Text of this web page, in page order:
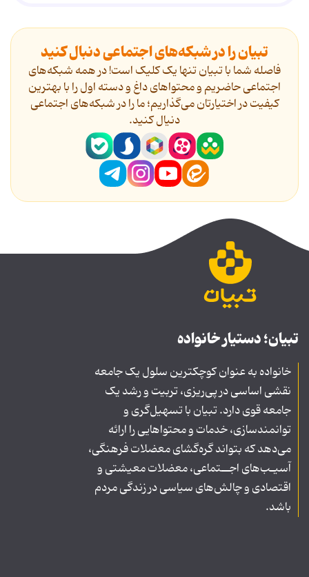
تبیان را در شبکه‌های اجتماعی دنبال کنید
فاصله شما با تبیان تنها یک کلیک است! در همه شبکه‌های
اجتماعی حاضریم و محتواهای داغ و دسته اول را با بهترین
کیفیت در اختیارتان می‌گذاریم؛ ما را در شبکه‌های اجتماعی
دنیال کنید.
تبیان؛ دستیار خانواده
خانواده به عنوان کوچکترین سلول یک جامعه
نقشی اساسی در پی‌ریزی، تربیت و رشد یک
جامعه قوی دارد. تبیان با تسهیل‌گری و
توانمندسازی، خدمات و محتواهایی را ارائه
می‌دهد که بتواند گره‌گشای معضلات فرهنگی،
آسیـب‌های اجــتماعی، معضلات معیشتی و
اقتصادی و چالش‌های سیاسی در زندگی مردم
باشد.